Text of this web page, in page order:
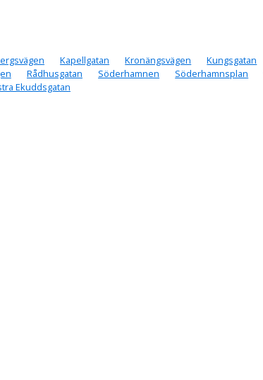
Kapellgatan Kronängsvägen Kungsgatan
Rådhusgatan Söderhamnen Söderhamnsplan
Ekuddsgatan